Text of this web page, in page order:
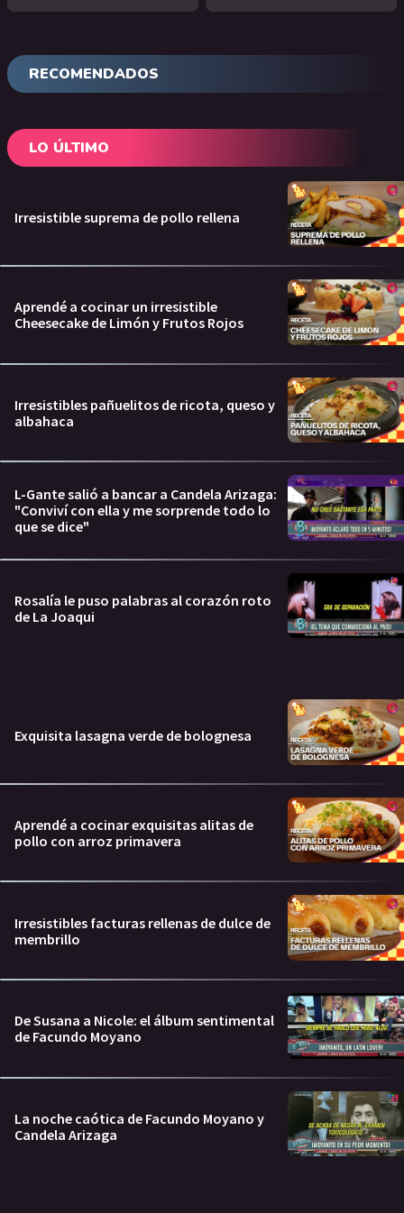
RECOMENDADOS
LO ÚLTIMO
Irresistible suprema de pollo rellena
Aprendé a cocinar un irresistible
Cheesecake de Limón y Frutos Rojos
Irresistibles pañuelitos de ricota, queso y
albahaca
L-Gante salió a bancar a Candela Arizaga:
"Conviví con ella y me sorprende todo lo
que se dice"
Rosalía le puso palabras al corazón roto
de La Joaqui
Exquisita lasagna verde de bolognesa
Aprendé a cocinar exquisitas alitas de
pollo con arroz primavera
Irresistibles facturas rellenas de dulce de
membrillo
De Susana a Nicole: el álbum sentimental
de Facundo Moyano
La noche caótica de Facundo Moyano y
Candela Arizaga